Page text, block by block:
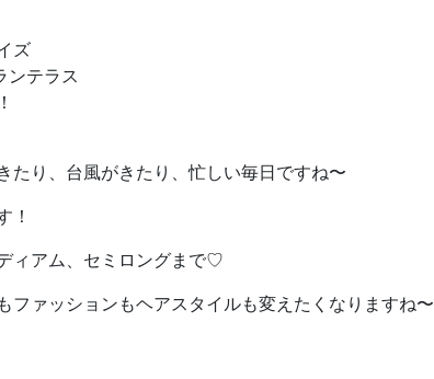
ズ
ンテラス
たり、台風がきたり、忙しい毎日ですね〜
！
ィアム、セミロングまで♡
ファッションもヘアスタイルも変えたくなりますね〜